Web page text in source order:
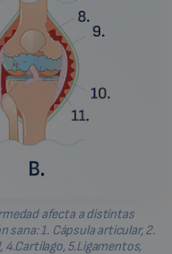
afecta a distintas
sana: 1. Cápsula articular, 2.
4.Cartílago, 5.Ligamentos,